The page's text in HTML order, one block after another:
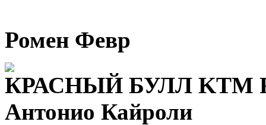
Ромен Февр
КРАСНЫЙ БУЛЛ KTM
Антонио Кайроли